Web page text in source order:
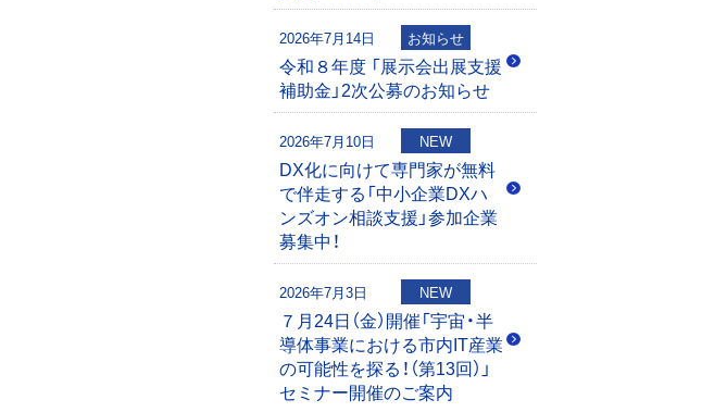
2026年7月14日 お知らせ
令和８年度 「展示会出展支援
補助金」2次公募のお知らせ
2026年7月10日 NEW
DX化に向けて専門家が無料
で伴走する「中小企業DXハ
ンズオン相談支援」参加企業
募集中！
2026年7月3日 NEW
７月24日（金）開催「宇宙・半
導体事業における市内IT産業
の可能性を探る！（第13回）」
セミナー開催のご案内